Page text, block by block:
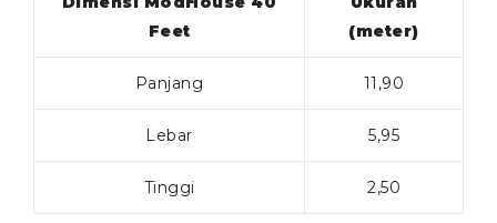
Feet
(meter)
Panjang 11,90
Lebar 5,95
Tinggi 2,50